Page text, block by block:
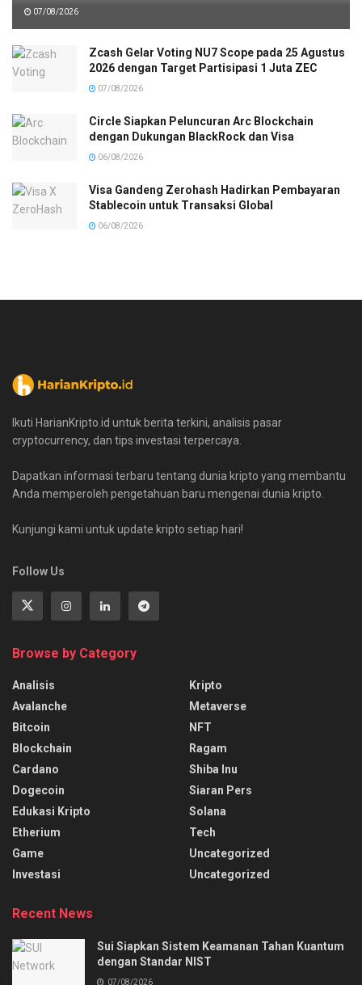
07/08/2026
Zcash Gelar Voting NU7 Scope pada 25 Agustus
2026 dengan Target Partisipasi 1 Juta ZEC
07/08/2026
Circle Siapkan Peluncuran Arc Blockchain
dengan Dukungan BlackRock dan Visa
06/08/2026
Visa Gandeng Zerohash Hadirkan Pembayaran
Stablecoin untuk Transaksi Global
06/08/2026
Ikuti HarianKripto.id untuk berita terkini, analisis pasar
cryptocurrency, dan tips investasi terpercaya.
Dapatkan informasi terbaru tentang dunia kripto yang membantu
Anda memperoleh pengetahuan baru mengenai dunia kripto.
Kunjungi kami untuk update kripto setiap hari!
Follow Us
Browse by Category
Analisis
Avalanche
Bitcoin
Blockchain
Cardano
Dogecoin
Edukasi Kripto
Etherium
Game
Investasi
Kripto
Metaverse
NFT
Ragam
Shiba Inu
Siaran Pers
Solana
Tech
Uncategorized
Uncategorized
Recent News
Sui Siapkan Sistem Keamanan Tahan Kuantum
dengan Standar NIST
07/08/2026